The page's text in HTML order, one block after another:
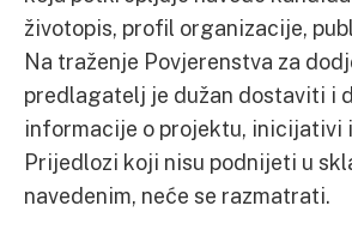
životopis, profil organizacije,
Na traženje Povjerenstva za
predlagatelj je dužan dostaviti i
informacije o projektu, inicijativi
Prijedlozi koji nisu podnijeti u
navedenim, neće se razmatrati.